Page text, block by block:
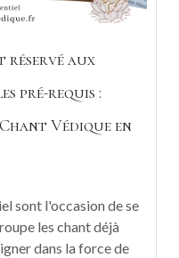
réservé aux
pré-requis :
Védique en
sont l'occasion de se
les chant déjà
dans la force de